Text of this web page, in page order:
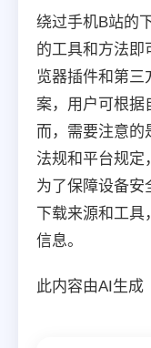
绕过手机B站的
的工具和方法即
览器插件和第三
案，用户可根据
而，需要注意的
法规和平台规定
为了保障设备安
下载来源和工
信息。
此内容由AI生成